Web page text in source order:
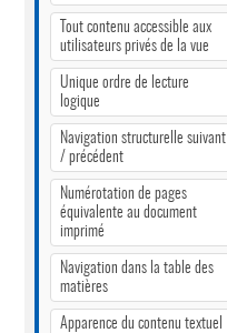
Tout contenu accessible aux
utilisateurs privés de la vue
Unique ordre de lecture
logique
Navigation structurelle suivant
/ précédent
Numérotation de pages
équivalente au document
imprimé
Navigation dans la table des
matières
Apparence du contenu textuel